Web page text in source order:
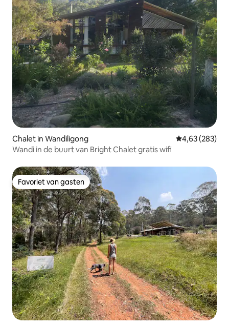
Chalet in Wandiligong Gemiddelde
4,63 (283)
Wandi in de buurt van Bright Chalet gratis wifi
Favoriet van gasten
Favoriet van gasten